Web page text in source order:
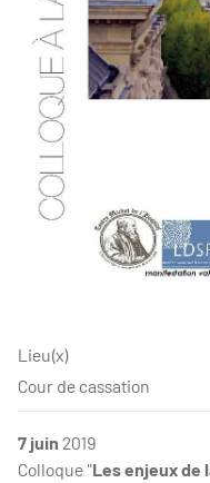
Lieu(x)
Cour de cassation
7 juin 2019
Colloque "Les enjeux de